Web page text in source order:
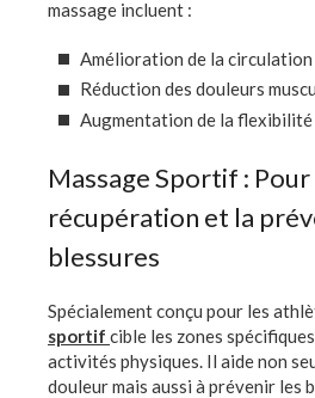
massage incluent :
Amélioration de la circulation
Réduction des douleurs
Augmentation de la flexibilité
Massage Sportif : Pour
récupération et la
blessures
Spécialement conçu pour les
sportif cible les zones
activités physiques. Il aide non
douleur mais aussi à prévenir les